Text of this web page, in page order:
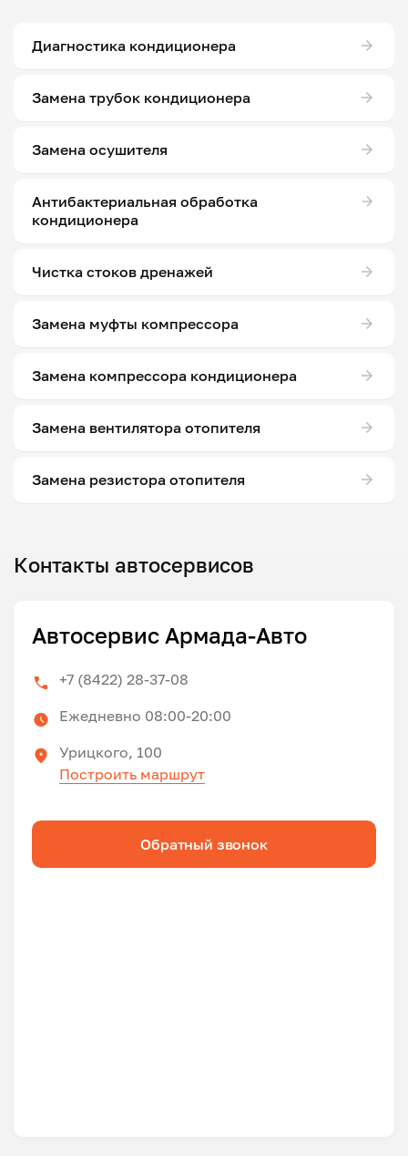
Диагностика кондиционера
Замена трубок кондиционера
Замена осушителя
Антибактериальная обработка
кондиционера
Чистка стоков дренажей
Замена муфты компрессора
Замена компрессора кондиционера
Замена вентилятора отопителя
Замена резистора отопителя
Контакты автосервисов
Автосервис Армада-Авто
+7 (8422) 28-37-08
Ежедневно 08:00-20:00
Урицкого, 100
Построить маршрут
Обратный звонок